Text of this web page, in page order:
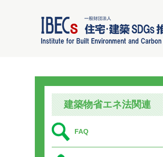
建築物省エネ法関連
FAQ